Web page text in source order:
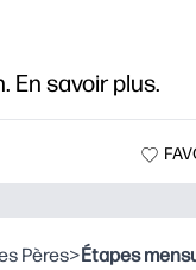
En savoir plus.
Pères>Étapes